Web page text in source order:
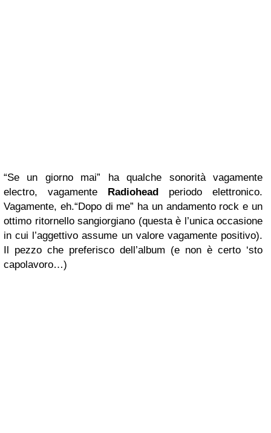
“Se un giorno mai” ha qualche sonorità vagamente
electro, vagamente Radiohead periodo elettronico.
Vagamente, eh.“Dopo di me” ha un andamento rock e un
ottimo ritornello sangiorgiano (questa è l’unica occasione
in cui l’aggettivo assume un valore vagamente positivo).
Il pezzo che preferisco dell’album (e non è certo ‘sto
capolavoro…)